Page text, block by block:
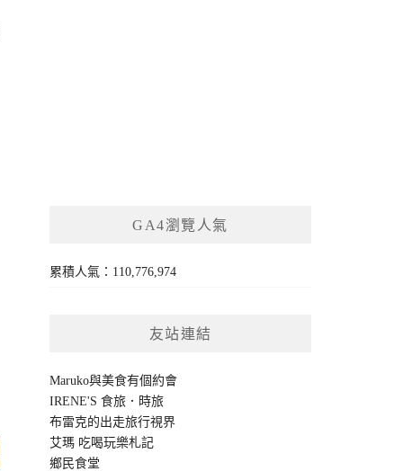
GA4瀏覽人氣
累積人氣：110,776,974
友站連結
Maruko與美食有個約會
IRENE'S 食旅．時旅
布雷克的出走旅行視界
艾瑪 吃喝玩樂札記
鄉民食堂